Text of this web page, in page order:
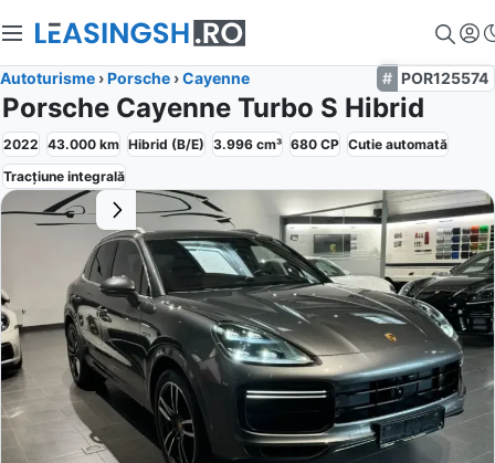
Autoturisme ›Porsche ›Cayenne POR125574
Porsche Cayenne Turbo S Hibrid
2022 43.000 km Hibrid (B/E) 3.996 cm³ 680 CP Cutie automată
Tracțiune integrală